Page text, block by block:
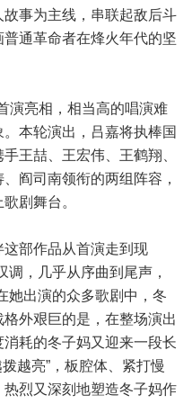
故事为主线，串联起敌后斗
通革命者在烽火年代的坚
演亮相，相当高的唱演难
本轮演出，吕嘉将执棒国
王喆、王宏伟、王鹤翔、
阎司南领衔的两组阵容，
剧舞台。
部作品从首演走到现
调，几乎从序曲到尾声，
她出演的众多歌剧中，冬
外艰巨的是，在整场演出
耗的冬子妈又迎来一段长
越亮”，板腔体、紧打慢
烈又深刻地塑造冬子妈作